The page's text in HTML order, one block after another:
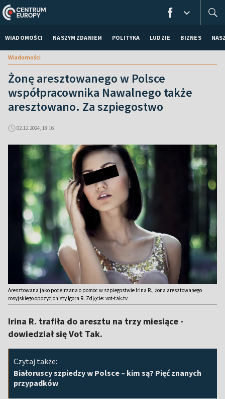
WIADOMOŚCI NASZYM ZDANIEM POLITYKA LUDZIE BIZNES
Wiadomości
Żonę aresztowanego w Polsce
współpracownika Nawalnego także
aresztowano. Za szpiegostwo
02.12.2024, 18:16
Aresztowana jako podejrzana o pomoc w szpiegostwie Irina R., żona aresztowanego
rosyjskiego opozycjonisty Igora R. Zdjęcie: vot-tak.tv
Irina R. trafiła do aresztu na trzy miesiące -
dowiedział się Vot Tak.
Czytaj także:
Białoruscy szpiedzy w Polsce – kim są? Pięć znanych
przypadków